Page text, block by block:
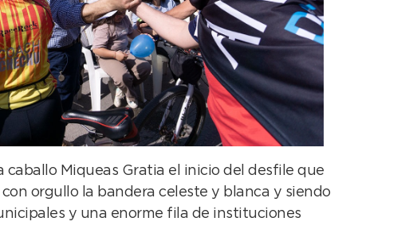
Miqueas Gratia el inicio del desfile que
orgullo la bandera celeste y blanca y siendo
y una enorme fila de instituciones